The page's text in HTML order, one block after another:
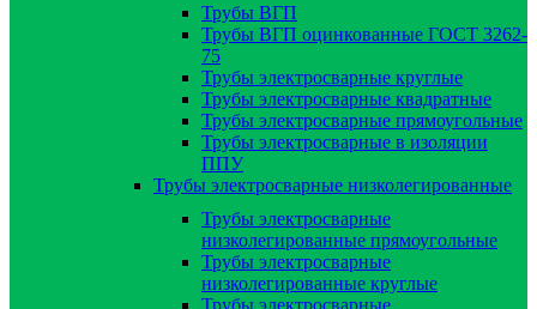
Трубы ВГП
Трубы ВГП оцинкованные ГОСТ 3262-
75
Трубы электросварные круглые
Трубы электросварные квадратные
Трубы электросварные прямоугольные
Трубы электросварные в изоляции
ППУ
Трубы электросварные низколегированные
Трубы электросварные
низколегированные прямоугольные
Трубы электросварные
низколегированные круглые
Трубы электросварные